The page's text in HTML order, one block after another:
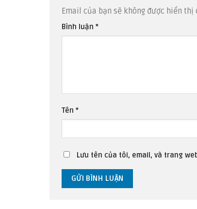
Email của bạn sẽ không được hiển thị
Bình luận *
Tên *
Lưu tên của tôi, email, và trang